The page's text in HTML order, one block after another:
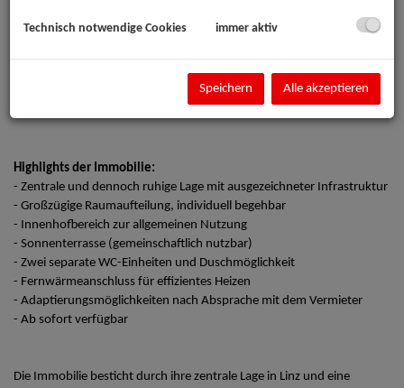
Im Herzen von Linz, direkt in der Schillerstraße, gelangt eine vielseitig
nutzbare Büro- oder Praxisfläche mit ca. 146 m² zur Vermietung. Die
begehbare Räume, die sich ideal für eine Ordination,
Gemeinschaftspraxis, Therapieeinrichtung oder ein modernes Büro
Highlights der Immobilie:
- Zentrale und dennoch ruhige Lage mit ausgezeichneter Infrastruktur
- Großzügige Raumaufteilung, individuell begehbar
- Innenhofbereich zur allgemeinen Nutzung
- Sonnenterrasse (gemeinschaftlich nutzbar)
- Zwei separate WC-Einheiten und Duschmöglichkeit
- Fernwärmeanschluss für effizientes Heizen
- Adaptierungsmöglichkeiten nach Absprache mit dem Vermieter
- Ab sofort verfügbar
Die Immobilie besticht durch ihre zentrale Lage in Linz und eine
Technisch notwendige Cookies immer aktiv
Speichern Alle akzeptieren